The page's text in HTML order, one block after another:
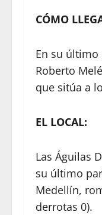
CÓMO
En su
Roberto
que sitúa a
EL LOCAL:
Las Águilas
su último
Medellín,
derrotas 0).